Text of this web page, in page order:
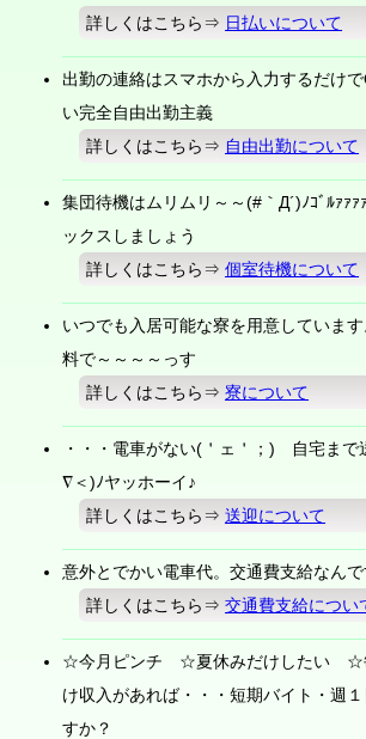
詳しくはこちら⇒ 日払いについて
出勤の連絡はスマホから入力するだけ
い完全自由出勤主義
詳しくはこちら⇒ 自由出勤について
集団待機はムリムリ～～(#｀Д´)ﾉｺﾞﾙｧｧ
ックスしましょう
詳しくはこちら⇒個室待機について
いつでも入居可能な寮を用意していま
料で～～～～っす
詳しくはこちら⇒寮について
・・・電車がない(＇ェ＇；) 自宅まで
∇＜)ﾉヤッホーイ♪
詳しくはこちら⇒送迎について
意外とでかい電車代。交通費支給なんで
詳しくはこちら⇒交通費支給につい
☆今月ピンチ ☆夏休みだけしたい ☆
け収入があれば・・・短期バイト・週
すか？